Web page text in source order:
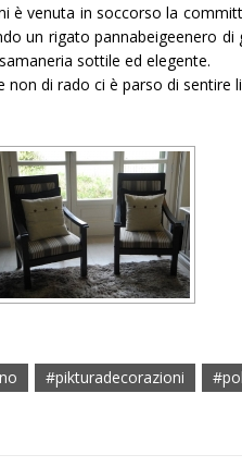
è venuta in soccorso la
un rigato pannabeigeenero
sottile ed elegente.
di rado ci è parso di sentire
#pikturadecorazioni